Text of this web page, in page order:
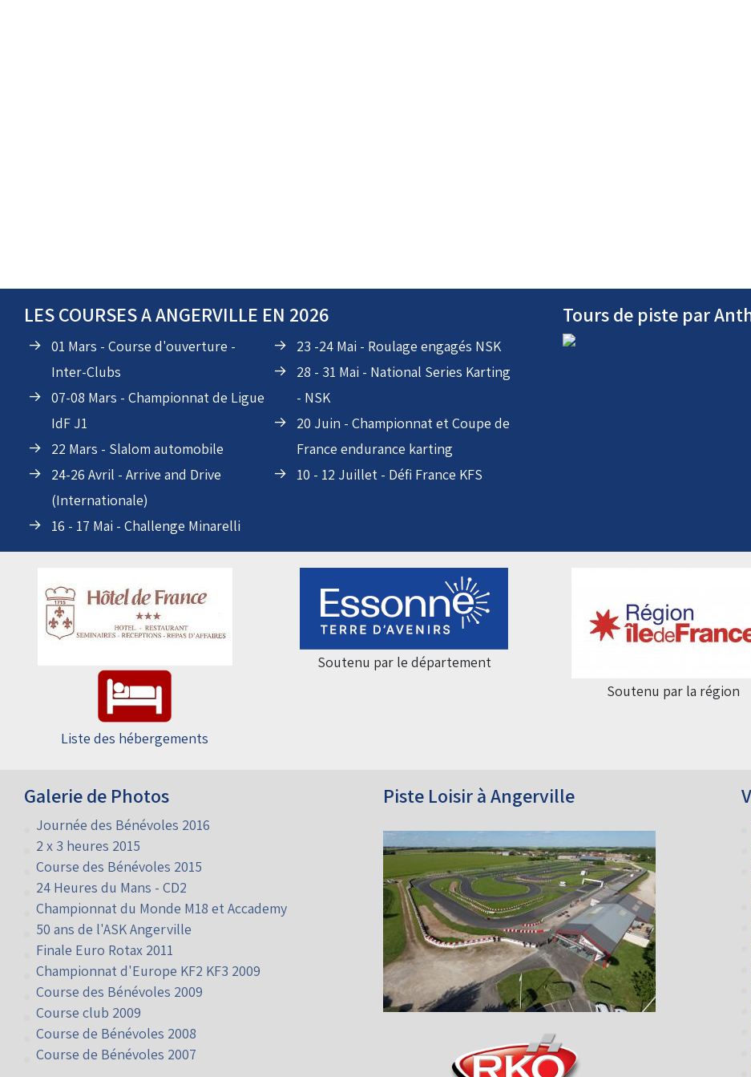
LES COURSES A ANGERVILLE EN 2026
01 Mars - Course d'ouverture -
Inter-Clubs
07-08 Mars - Championnat de Ligue
IdF J1
22 Mars - Slalom automobile
24-26 Avril - Arrive and Drive
(Internationale)
16 - 17 Mai - Challenge Minarelli
23 -24 Mai - Roulage engagés NSK
28 - 31 Mai - National Series Karting
- NSK
20 Juin - Championnat et Coupe de
France endurance karting
10 - 12 Juillet - Défi France KFS
Tours de piste par
Liste des hébergements
Soutenu par le département
Soutenu par la région
Galerie de Photos
Journée des Bénévoles 2016
2 x 3 heures 2015
Course des Bénévoles 2015
24 Heures du Mans - CD2
Championnat du Monde M18 et Accademy
50 ans de l'ASK Angerville
Finale Euro Rotax 2011
Championnat d'Europe KF2 KF3 2009
Course des Bénévoles 2009
Course club 2009
Course de Bénévoles 2008
Course de Bénévoles 2007
Piste Loisir à Angerville